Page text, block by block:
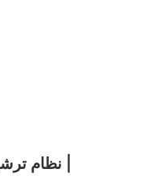
نظام